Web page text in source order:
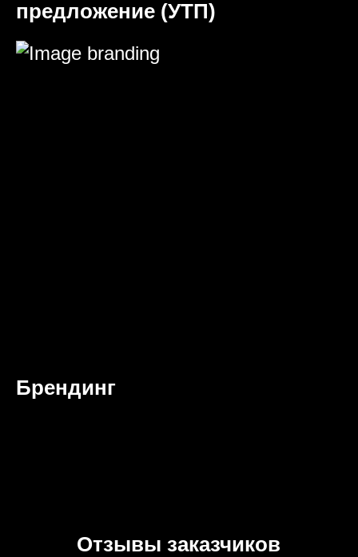
предложение (УТП)
Брендинг
Отзывы заказчиков